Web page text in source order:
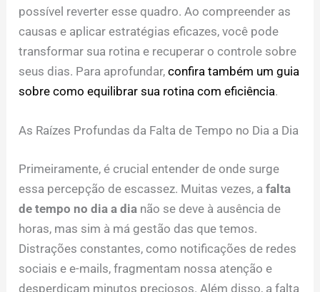
possível reverter esse quadro. Ao compreender as
causas e aplicar estratégias eficazes, você pode
transformar sua rotina e recuperar o controle sobre
seus dias. Para aprofundar,confira também um guia
sobre como equilibrar sua rotina com eficiência.
As Raízes Profundas da Falta de Tempo no Dia a Dia
Primeiramente, é crucial entender de onde surge
essa percepção de escassez. Muitas vezes, afalta
de tempo no dia a dia não se deve à ausência de
horas, mas sim à má gestão das que temos.
Distrações constantes, como notificações de redes
sociais e e-mails, fragmentam nossa atenção e
desperdiçam minutos preciosos. Além disso, a falta